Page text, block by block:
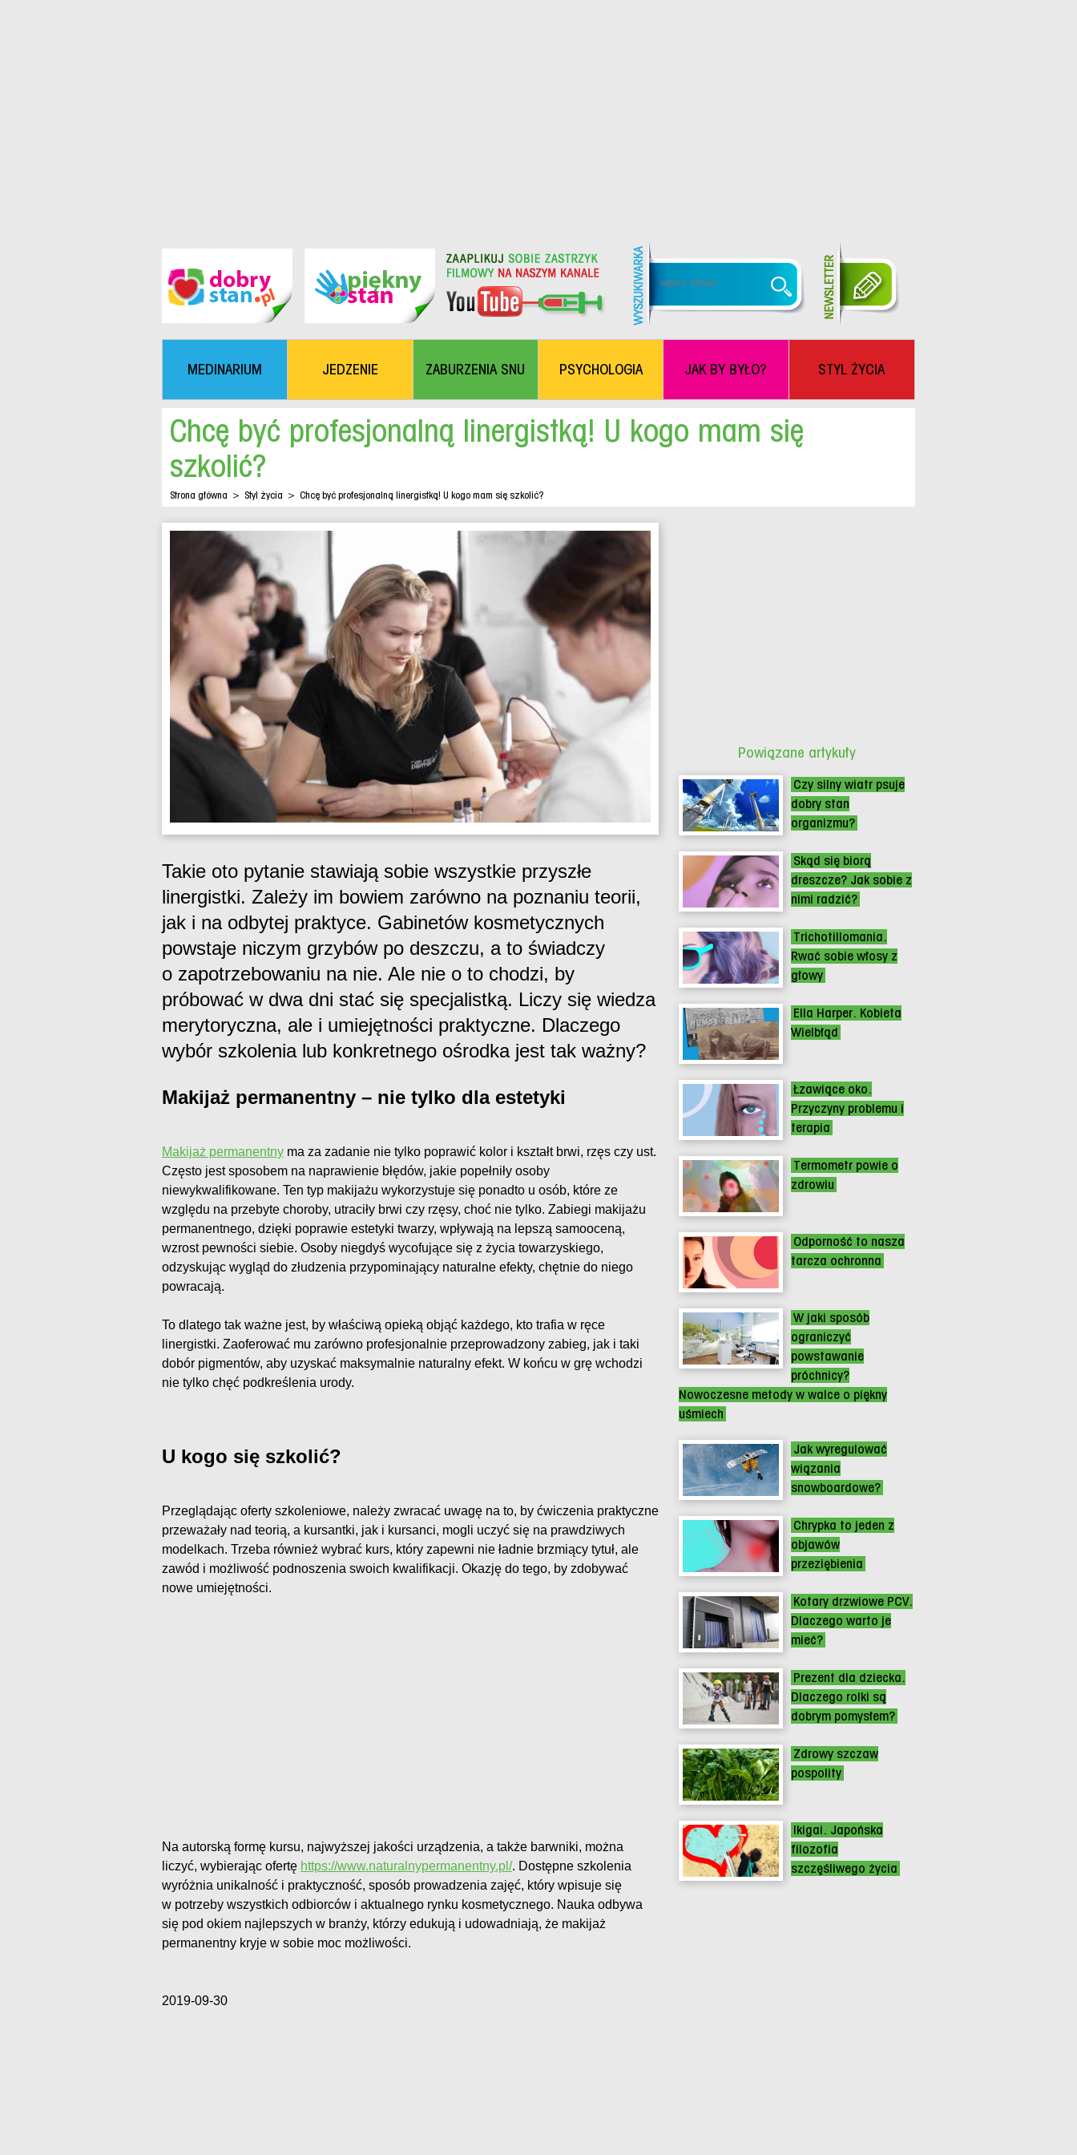
MEDINARIUM JEDZENIE ZABURZENIA SNU PSYCHOLOGIA JAK BY BYŁO? STYL ŻYCIA
Chcę być profesjonalną linergistką! U kogo mam się
szkolić?
Strona główna > Styl życia > Chcę być profesjonalną linergistką! U kogo mam się szkolić?
Takie oto pytanie stawiają sobie wszystkie przyszłe
linergistki. Zależy im bowiem zarówno na poznaniu teorii,
jak i na odbytej praktyce. Gabinetów kosmetycznych
powstaje niczym grzybów po deszczu, a to świadczy
o zapotrzebowaniu na nie. Ale nie o to chodzi, by
próbować w dwa dni stać się specjalistką. Liczy się wiedza
merytoryczna, ale i umiejętności praktyczne. Dlaczego
wybór szkolenia lub konkretnego ośrodka jest tak ważny?
Makijaż permanentny – nie tylko dla estetyki
Makijaż permanentny ma za zadanie nie tylko poprawić kolor i kształt brwi, rzęs czy ust.
Często jest sposobem na naprawienie błędów, jakie popełniły osoby
niewykwalifikowane. Ten typ makijażu wykorzystuje się ponadto u osób, które ze
względu na przebyte choroby, utraciły brwi czy rzęsy, choć nie tylko. Zabiegi makijażu
permanentnego, dzięki poprawie estetyki twarzy, wpływają na lepszą samooceną,
wzrost pewności siebie. Osoby niegdyś wycofujące się z życia towarzyskiego,
odzyskując wygląd do złudzenia przypominający naturalne efekty, chętnie do niego
powracają.
To dlatego tak ważne jest, by właściwą opieką objąć każdego, kto trafia w ręce
linergistki. Zaoferować mu zarówno profesjonalnie przeprowadzony zabieg, jak i taki
dobór pigmentów, aby uzyskać maksymalnie naturalny efekt. W końcu w grę wchodzi
nie tylko chęć podkreślenia urody.
U kogo się szkolić?
Przeglądając oferty szkoleniowe, należy zwracać uwagę na to, by ćwiczenia praktyczne
przeważały nad teorią, a kursantki, jak i kursanci, mogli uczyć się na prawdziwych
modelkach. Trzeba również wybrać kurs, który zapewni nie ładnie brzmiący tytuł, ale
zawód i możliwość podnoszenia swoich kwalifikacji. Okazję do tego, by zdobywać
nowe umiejętności.
Na autorską formę kursu, najwyższej jakości urządzenia, a także barwniki, można
liczyć, wybierając ofertę https://www.naturalnypermanentny.pl/. Dostępne szkolenia
wyróżnia unikalność i praktyczność, sposób prowadzenia zajęć, który wpisuje się
w potrzeby wszystkich odbiorców i aktualnego rynku kosmetycznego. Nauka odbywa
się pod okiem najlepszych w branży, którzy edukują i udowadniają, że makijaż
permanentny kryje w sobie moc możliwości.
2019-09-30
Powiązane artykuły
Czy silny wiatr psuje
dobry stan
organizmu?
Skąd się biorą
dreszcze? Jak sobie z
nimi radzić?
Trichotillomania.
Rwać sobie włosy z
głowy
Ella Harper. Kobieta
Wielbłąd
Łzawiące oko.
Przyczyny problemu i
terapia
Termometr powie o
zdrowiu
Odporność to nasza
tarcza ochronna
W jaki sposób
ograniczyć
powstawanie
próchnicy?
Nowoczesne metody w walce o piękny
uśmiech
Jak wyregulować
wiązania
snowboardowe?
Chrypka to jeden z
objawów
przeziębienia
Kotary drzwiowe PCV.
Dlaczego warto je
mieć?
Prezent dla dziecka.
Dlaczego rolki są
dobrym pomysłem?
Zdrowy szczaw
pospolity
Ikigai. Japońska
filozofia
szczęśliwego życia